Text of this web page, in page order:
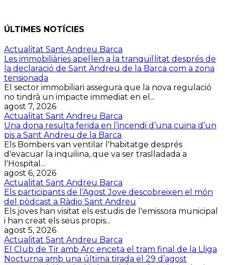
ÚLTIMES NOTÍCIES
Actualitat Sant Andreu Barca
Les immobiliàries apel·len a la tranquil·litat després de
la declaració de Sant Andreu de la Barca com a zona
tensionada
El sector immobiliari assegura que la nova regulació
no tindrà un impacte immediat en el...
agost 7, 2026
Actualitat Sant Andreu Barca
Una dona resulta ferida en l’incendi d’una cuina d’un
pis a Sant Andreu de la Barca
Els Bombers van ventilar l'habitatge després
d'evacuar la inquilina, que va ser traslladada a
l'Hospital...
agost 6, 2026
Actualitat Sant Andreu Barca
Els participants de l’Agost Jove descobreixen el món
del pòdcast a Ràdio Sant Andreu
Els joves han visitat els estudis de l'emissora municipal
i han creat els seus propis...
agost 5, 2026
Actualitat Sant Andreu Barca
El Club de Tir amb Arc enceta el tram final de la Lliga
Nocturna amb una última tirada el 29 d’agost